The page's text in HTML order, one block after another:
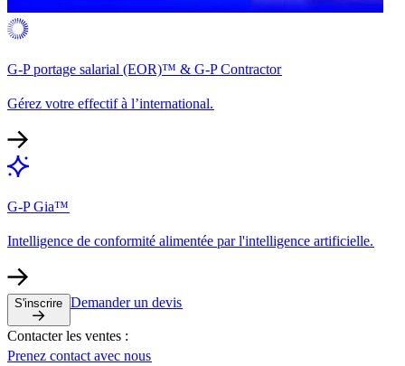
G-P portage salarial (EOR)™ & G-P Contractor​​
Gérez votre effectif à l’international.​​
G-P Gia™​​
Intelligence de conformité alimentée par l'intelligence artificielle.​​
S'inscrire​​ Demander un devis​​
Contacter les ventes :​​
Prenez contact avec nous​​